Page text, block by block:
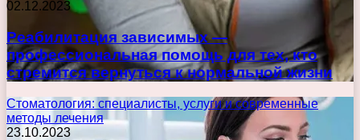
02.12.2023
Реабилитация зависимых —
профессиональная помощь для тех, кто
стремится вернуться к нормальной жизни
Стоматология: специалисты, услуги и современные
методы лечения
23.10.2023